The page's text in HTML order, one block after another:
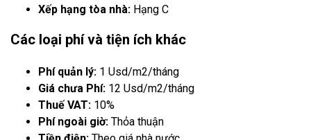
Xếp hạng tòa nhà: Hạng C
Các loại phí và tiện ích khác
Phí quản lý: 1 Usd/m2/tháng
Giá chưa Phí: 12 Usd/m2/tháng
Thuế VAT: 10%
Phí ngoài giờ: Thỏa thuận